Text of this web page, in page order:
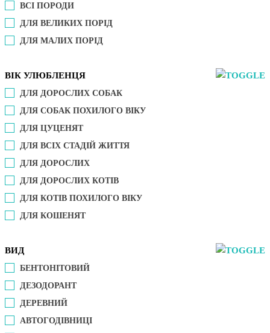
ВСІ ПОРОДИ
ДЛЯ ВЕЛИКИХ ПОРІД
ДЛЯ МАЛИХ ПОРІД
ВІК УЛЮБЛЕНЦЯ
ДЛЯ ДОРОСЛИХ СОБАК
ДЛЯ СОБАК ПОХИЛОГО ВІКУ
ДЛЯ ЦУЦЕНЯТ
ДЛЯ ВСІХ СТАДІЙ ЖИТТЯ
ДЛЯ ДОРОСЛИХ
ДЛЯ ДОРОСЛИХ КОТІВ
ДЛЯ КОТІВ ПОХИЛОГО ВІКУ
ДЛЯ КОШЕНЯТ
ВИД
БЕНТОНІТОВИЙ
ДЕЗОДОРАНТ
ДЕРЕВНИЙ
АВТОГОДІВНИЦІ